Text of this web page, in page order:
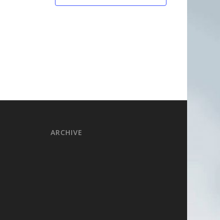
ARCHIVE